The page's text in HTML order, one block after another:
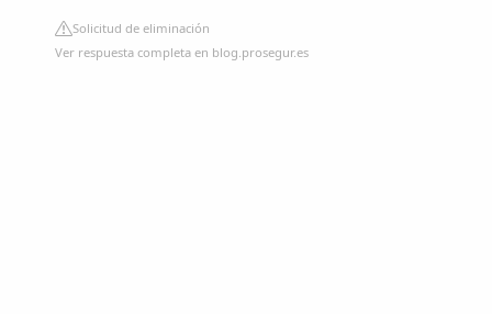
Solicitud de eliminación
Ver respuesta completa en blog.prosegur.es